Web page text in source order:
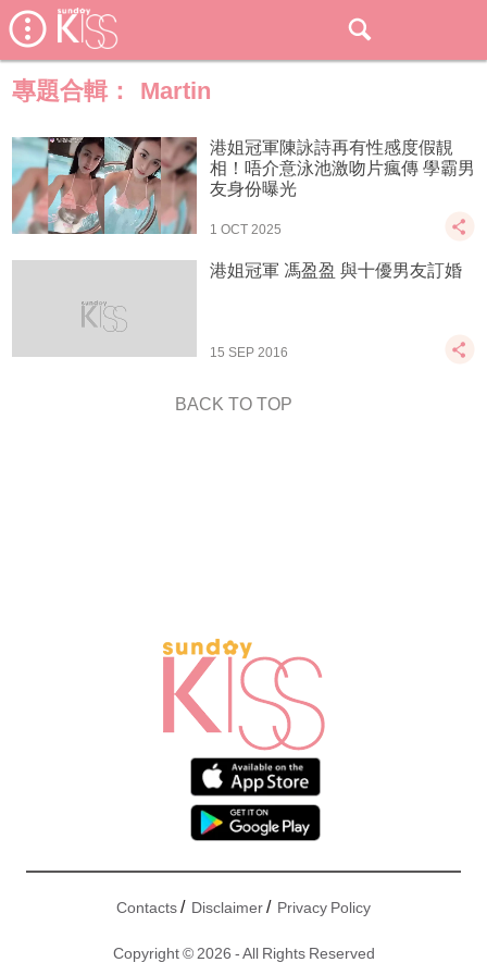
專題合輯： Martin
港姐冠軍陳詠詩再有性感度假靚
相！唔介意泳池激吻片瘋傳 學霸男
友身份曝光
1 OCT 2025
港姐冠軍 馮盈盈 與十優男友訂婚
15 SEP 2016
BACK TO TOP
Contacts/ Disclaimer/ Privacy Policy
Copyright © 2026 - All Rights Reserved